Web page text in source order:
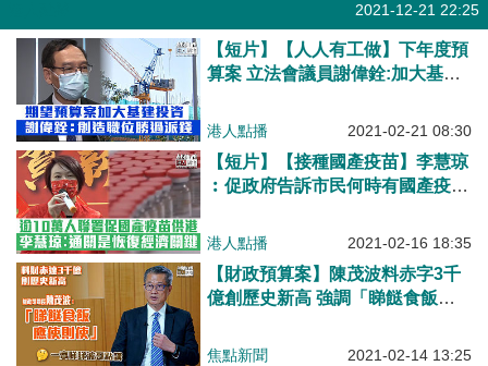
2021-12-21 22:25
【短片】【人人有工做】下年度預
算案 立法會議員謝偉銓:加大基建
業機會，勝過派錢、因長貧難顧
港人點播 2021-02-21 08:30
【短片】【接種國產疫苗】李慧琼
︰促政府告訴市民何時有國產疫苗
內地檢測時間、建議預算案推短期
港人點播 2021-02-16 18:35
【財政預算案】陳茂波料赤字3千
億創歷史新高 強調「睇餸食飯，
焦點新聞 2021-02-14 13:25